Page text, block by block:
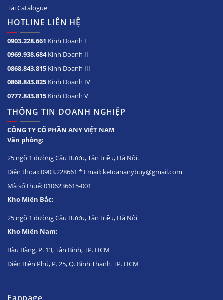
Tải Catalogue
HOTLINE LIÊN HỆ
0903.228.661 Kinh Doanh I
0969.938.684Kinh Doanh II
0868.843.815 Kinh Doanh III
0868.843.825 Kinh Doanh IV
0777.843.815 Kinh Doanh V
THÔNG TIN DOANH NGHIỆP
CÔNG TY CỔ PHẦN ANY VIỆT NAM
Văn phòng:
25 ngõ 1 đường Cầu Bươu, Tân triều, Hà Nội.
Điện thoại: 0903.228661 * Email: ketoananybuy@gmail.com
Mã số thuế: 0106236615-001
Kho Miền Bắc:
25 ngõ 1 đường Cầu Bươu, Tân triều, Hà Nội
Kho Miền Nam:
Bàu Bàng, P. 13, Tân Bình, TP. HCM
Điện Biên Phủ, P. 25, Q. Bình Thạnh, TP. HCM
Fanpage